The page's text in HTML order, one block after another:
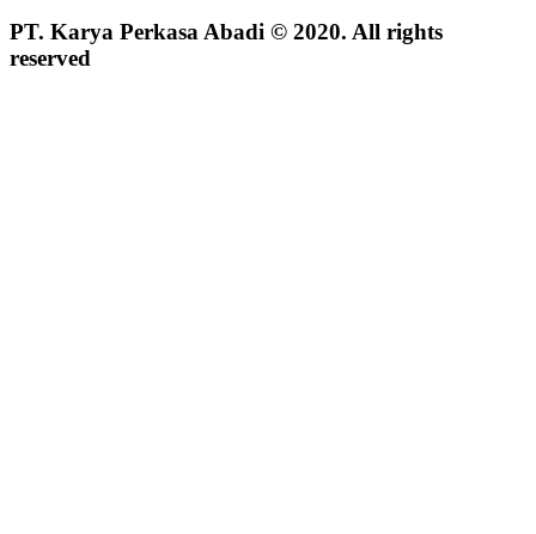
PT. Karya Perkasa Abadi © 2020. All rights
reserved